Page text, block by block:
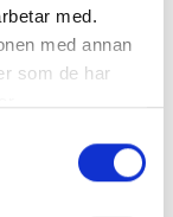
med.
med annan
som de har